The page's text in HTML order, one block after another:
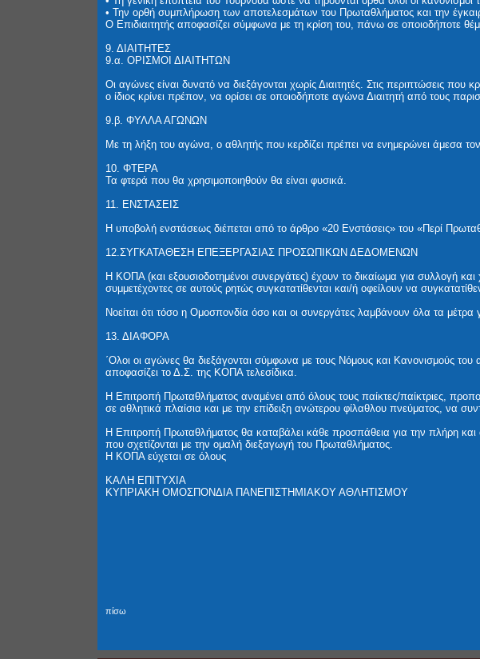
• Την ορθή συμπλήρωση των αποτελεσμάτων του Πρωταθλήματος και την
Ο Επιδιαιτητής αποφασίζει σύμφωνα με τη κρίση του, πάνω σε οποιοδήποτε
9. ΔΙΑΙΤΗΤΕΣ
9.α. ΟΡΙΣΜΟΙ ΔΙΑΙΤΗΤΩΝ
Οι αγώνες είναι δυνατό να διεξάγονται χωρίς Διαιτητές. Στις περιπτώσεις που
ο ίδιος κρίνει πρέπον, να ορίσει σε οποιοδήποτε αγώνα Διαιτητή από τους
9.β. ΦΥΛΛΑ ΑΓΩΝΩΝ
Με τη λήξη του αγώνα, ο αθλητής που κερδίζει πρέπει να ενημερώνει άμεσα τον
10. ΦΤΕΡΑ
Τα φτερά που θα χρησιμοποιηθούν θα είναι φυσικά.
11. ΕΝΣΤΑΣΕΙΣ
Η υποβολή ενστάσεως διέπεται από το άρθρο «20 Ενστάσεις» του «Περί
12.ΣΥΓΚΑΤΑΘΕΣΗ ΕΠΕΞΕΡΓΑΣΙΑΣ ΠΡΟΣΩΠΙΚΩΝ ΔΕΔΟΜΕΝΩΝ
Η ΚΟΠΑ (και εξουσιοδοτημένοι συνεργάτες) έχουν το δικαίωμα για συλλογή
συμμετέχοντες σε αυτούς ρητώς συγκατατίθενται και/ή οφείλουν να
Νοείται ότι τόσο η Ομοσπονδία όσο και οι συνεργάτες λαμβάνουν όλα τα
13. ΔΙΑΦΟΡΑ
΄Ολοι οι αγώνες θα διεξάγονται σύμφωνα με τους Νόμους και Κανονισμούς
αποφασίζει το Δ.Σ. της ΚΟΠΑ τελεσίδικα.
Η Επιτροπή Πρωταθλήματος αναμένει από όλους τους παίκτες/παίκτριες,
σε αθλητικά πλαίσια και με την επίδειξη ανώτερου φίλαθλου πνεύματος, να
Η Επιτροπή Πρωταθλήματος θα καταβάλει κάθε προσπάθεια για την πλήρη
που σχετίζονται με την ομαλή διεξαγωγή του Πρωταθλήματος.
Η ΚΟΠΑ εύχεται σε όλους
ΚΑΛΗ ΕΠΙΤΥΧΙΑ
ΚΥΠΡΙΑΚΗ ΟΜΟΣΠΟΝΔΙΑ ΠΑΝΕΠΙΣΤΗΜΙΑΚΟΥ ΑΘΛΗΤΙΣΜΟΥ
πίσω